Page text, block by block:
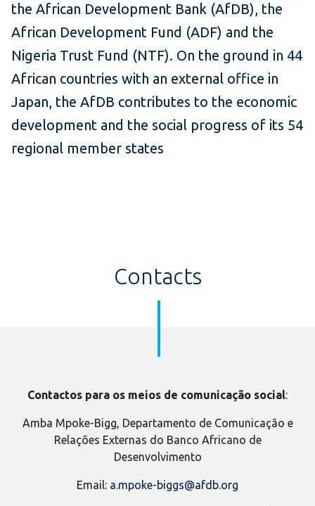
the African Development Bank (AfDB), the
African Development Fund (ADF) and the
Nigeria Trust Fund (NTF). On the ground in 44
African countries with an external office in
Japan, the AfDB contributes to the economic
development and the social progress of its 54
regional member states
Contacts
Contactos para os meios de comunicação social:
Amba Mpoke-Bigg, Departamento de Comunicação e
Relações Externas do Banco Africano de
Desenvolvimento
Email: a.mpoke-biggs@afdb.org